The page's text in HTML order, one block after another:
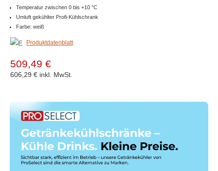
Temperatur zwischen 0 bis +10 °C
Umluft gekühlter Profi-Kühlschrank
Farbe: weiß
Produktdatenblatt
509,49 €
606,29 € inkl. MwSt.